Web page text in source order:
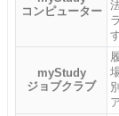
コンピューター
myStudy
ジョブクラブ